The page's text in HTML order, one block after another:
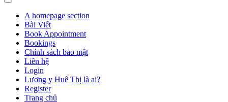
Open
ButtonA homepage section
Bài Viết
Book Appointment
Bookings
Chính sách bảo mật
Liên hệ
Login
Lương y Huê Thị là ai?
Register
Trang chủ